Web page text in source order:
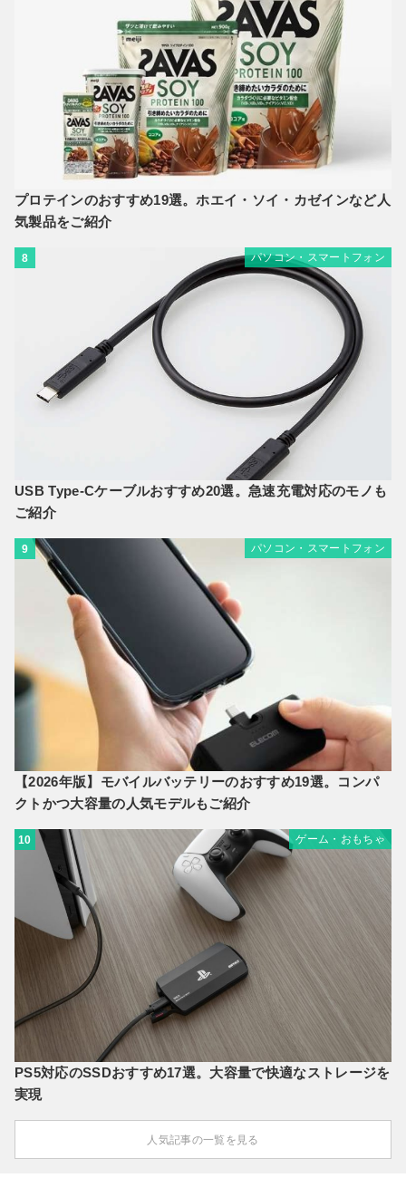
プロテインのおすすめ19選。ホエイ・ソイ・カゼインなど人
気製品をご紹介
8 パソコン・スマートフォン
USB Type-Cケーブルおすすめ20選。急速充電対応のモノも
ご紹介
9 パソコン・スマートフォン
【2026年版】モバイルバッテリーのおすすめ19選。コンパ
クトかつ大容量の人気モデルもご紹介
10 ゲーム・おもちゃ
PS5対応のSSDおすすめ17選。大容量で快適なストレージを
実現
人気記事の一覧を見る